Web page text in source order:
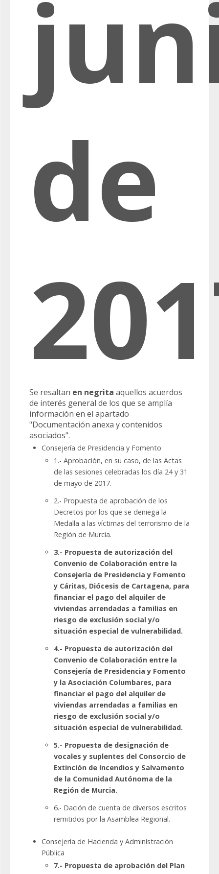
de
Se resaltan en negrita aquellos acuerdos
de interés general de los que se amplía
información en el apartado
"Documentación anexa y contenidos
asociados".
Consejería de Presidencia y Fomento
1.- Aprobación, en su caso, de las Actas
de las sesiones celebradas los día 24 y 31
de mayo de 2017.
2.- Propuesta de aprobación de los
Decretos por los que se deniega la
Medalla a las víctimas del terrorismo de la
Región de Murcia.
3.- Propuesta de autorización del
Convenio de Colaboración entre la
Consejería de Presidencia y Fomento
y Cáritas, Diócesis de Cartagena, para
financiar el pago del alquiler de
viviendas arrendadas a familias en
riesgo de exclusión social y/o
situación especial de vulnerabilidad.
4.- Propuesta de autorización del
Convenio de Colaboración entre la
Consejería de Presidencia y Fomento
y la Asociación Columbares, para
financiar el pago del alquiler de
viviendas arrendadas a familias en
riesgo de exclusión social y/o
situación especial de vulnerabilidad.
5.- Propuesta de designación de
vocales y suplentes del Consorcio de
Extinción de Incendios y Salvamento
de la Comunidad Autónoma de la
Región de Murcia.
6.- Dación de cuenta de diversos escritos
remitidos por la Asamblea Regional.
Consejería de Hacienda y Administración
Pública
7.- Propuesta de aprobación del Plan